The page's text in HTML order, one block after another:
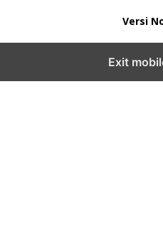
Versi
Exit